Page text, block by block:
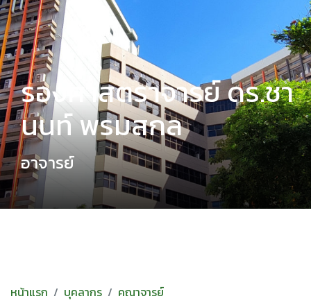
รองศาสตราจารย์ ดร.ชา
นนท์ พรมสกล
อาจารย์
หน้าแรก บุคลากร คณาจารย์